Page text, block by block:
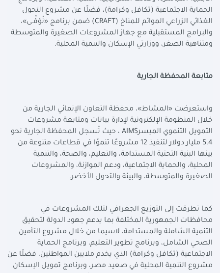
الحماية الاجتماعية (تكافل وكرامة)، فضلًا عن مشروع التحول
الغذائي الزراعي الموائم للمناخ (CRAFT) ضمن برنامج «نُوَفِّــى»،
والبرامج المستقبلية مع جهاز المشروعات الصغيرة والمتوسطة
ومتناهية الصغر، ووزارتي الإسكان والتنمية المحلية.
متابعة المحفظة الجارية
واستعرضت «المشاط»، محفظة التعاون الإنمائي الجارية من
خلال المنظومة الإلكترونية لإدارة بيانات ومتابعة مشروعات
التمويل التنموي الميسرAIMS ، حيث تُسجل المحفظة الجارية نحو
5.4 مليار دولار لتنفيذ 12 مشروعًا تنموًا في قطاعات متنوعة من
بينها البنية التحتية المستدامة، والتعليم، والصحة، والتنمية
المحلية، والحماية الاجتماعية، ودعم الموازنة، والمشروعات
الصغيرة والمتوسطة، والبيئة والتحول الأخضر.
كما تطرقت إلى التوزيع الجغرافي لتلك المشروعات في
محافظات الجمهورية المختلفة بما يدعم جهود الدولة لتحقيق
التنمية الشاملة والمستدامة، لاسيما من خلال مشروع التأمين
الصحي الشامل، وبرنامج تطوير التعليم، وبرنامج الحماية
الاجتماعية (تكافل وكرامة) الذي يخدم ملايين المواطنين، فضلًا عن
مشروع التنمية المحلية في صعيد مصر، وبرنامج تمويل الإسكان